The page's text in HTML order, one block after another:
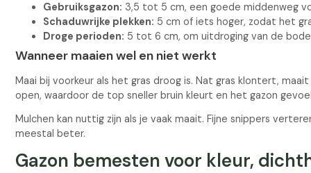
Gebruiksgazon: 3,5 tot 5 cm, een goede middenweg
Schaduwrijke plekken: 5 cm of iets hoger, zodat het
Droge perioden: 5 tot 6 cm, om uitdroging van de
Wanneer maaien wel en niet werkt
Maai bij voorkeur als het gras droog is. Nat gras klontert,
open, waardoor de top sneller bruin kleurt en het gazon
Mulchen kan nuttig zijn als je vaak maait. Fijne snippers
meestal beter.
Gazon bemesten voor kleur,